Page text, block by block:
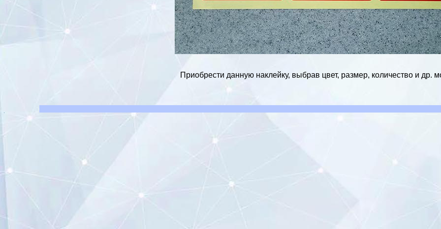
Приобрести данную наклейку, выбрав цвет, размер, количество и др.